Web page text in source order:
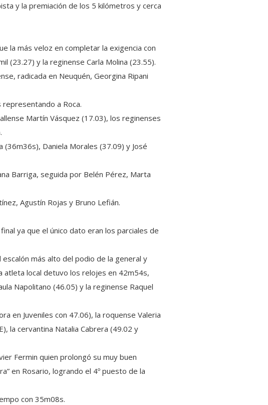
y la premiación de los 5 kilómetros y cerca
la más veloz en completar la exigencia con
(23.27) y la reginense Carla Molina (23.55).
radicada en Neuquén, Georgina Ripani
a Roca.
Martín Vásquez (17.03), los reginenses
Daniela Morales (37.09) y José
Barriga, seguida por Belén Pérez, Marta
Agustín Rojas y Bruno Lefián.
ya que el único dato eran los parciales de
más alto del podio de la general y
atleta local detuvo los relojes en 42m54s,
Napolitano (46.05) y la reginense Raquel
en Juveniles con 47.06), la roquense Valeria
la cervantina Natalia Cabrera (49.02 y
Fermin quien prolongó su muy buen
en Rosario, logrando el 4º puesto de la
con 35m08s.